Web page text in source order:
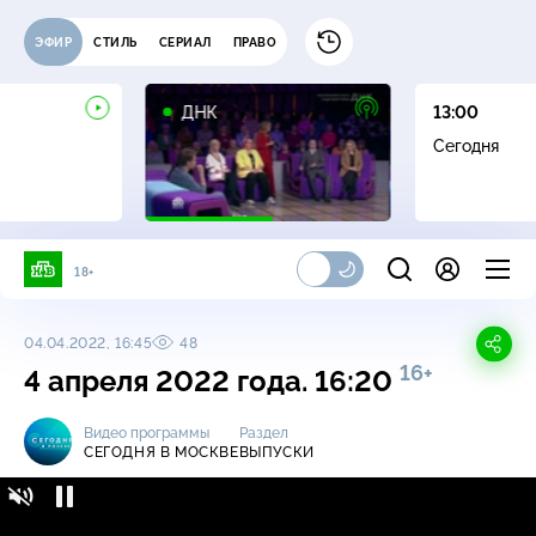
ЭФИР СТИЛЬ СЕРИАЛ ПРАВО
ДНК
16+
13:00
Сегодня
18+
04.04.2022, 16:45 48
4 апреля 2022 года. 16:20 16+
Видео программы
СЕГОДНЯ В МОСКВЕ
Раздел
ВЫПУСКИ